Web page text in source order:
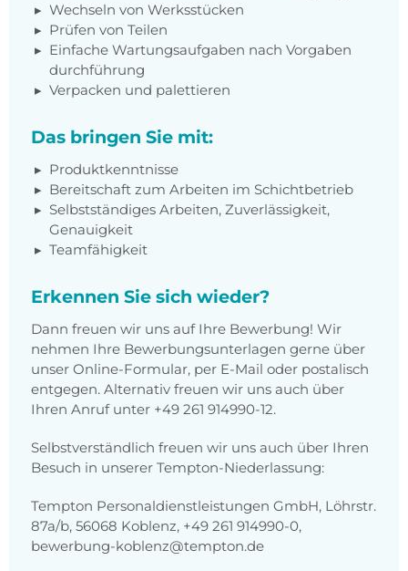
Wechseln von Werksstücken
Prüfen von Teilen
Einfache Wartungsaufgaben nach Vorgaben
durchführung
Verpacken und palettieren
Das bringen Sie mit:
Produktkenntnisse
Bereitschaft zum Arbeiten im Schichtbetrieb
Selbstständiges Arbeiten, Zuverlässigkeit,
Genauigkeit
Teamfähigkeit
Erkennen Sie sich wieder?
Dann freuen wir uns auf Ihre Bewerbung! Wir
nehmen Ihre Bewerbungsunterlagen gerne über
unser Online-Formular, per E-Mail oder postalisch
entgegen. Alternativ freuen wir uns auch über
Ihren Anruf unter +49 261 914990-12.
Selbstverständlich freuen wir uns auch über Ihren
Besuch in unserer Tempton-Niederlassung:
Tempton Personaldienstleistungen GmbH, Löhrstr.
87a/b, 56068 Koblenz, +49 261 914990-0,
bewerbung-koblenz@tempton.de